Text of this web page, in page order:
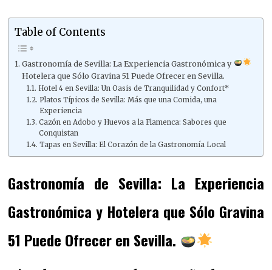
Table of Contents
Gastronomía de Sevilla: La Experiencia Gastronómica y
Hotelera que Sólo Gravina 51 Puede Ofrecer en Sevilla.
Hotel 4 en Sevilla: Un Oasis de Tranquilidad y Confort*
Platos Típicos de Sevilla: Más que una Comida, una
Experiencia
Cazón en Adobo y Huevos a la Flamenca: Sabores que
Conquistan
Tapas en Sevilla: El Corazón de la Gastronomía Local
Gastronomía de Sevilla: La Experiencia
Gastronómica y Hotelera que Sólo Gravina
51 Puede Ofrecer en Sevilla.